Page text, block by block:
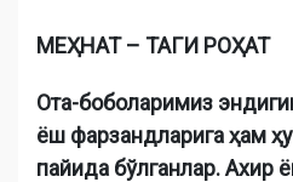
МЕҲНАТ – ТАГИ РОҲАТ
Ота-боболаримиз
ёш фарзандларига ҳам
пайида бўлганлар. Ахир